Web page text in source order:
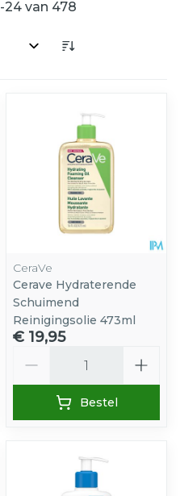
-24van 478
CeraVe
Cerave Hydraterende
Schuimend
Reinigingsolie 473ml
€ 19,95
Bestel